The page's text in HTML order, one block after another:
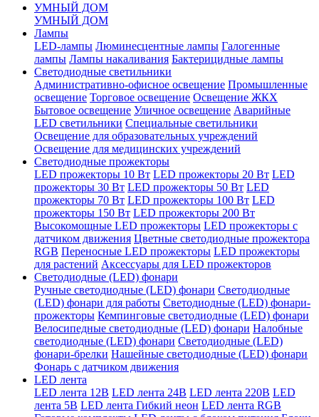
УМНЫЙ ДОМ
УМНЫЙ ДОМ
Лампы
LED-лампы Люминесцентные лампы Галогенные
лампы Лампы накаливания Бактерицидные лампы
Светодиодные светильники
Административно-офисное освещение Промышленные
освещение Торговое освещение Освещение ЖКХ
Бытовое освещение Уличное освещение Аварийные
LED светильники Специальные светильники
Освещение для образовательных учреждений
Освещение для медицинских учреждений
Светодиодные прожекторы
LED прожекторы 10 Вт LED прожекторы 20 Вт LED
прожекторы 30 Вт LED прожекторы 50 Вт LED
прожекторы 70 Вт LED прожекторы 100 Вт LED
прожекторы 150 Вт LED прожекторы 200 Вт
Высокомощные LED прожекторы LED прожекторы с
датчиком движения Цветные светодиодные прожектора
RGB Переносные LED прожекторы LED прожекторы
для растений Аксессуары для LED прожекторов
Светодиодные (LED) фонари
Ручные светодиодные (LED) фонари Светодиодные
(LED) фонари для работы Светодиодные (LED) фонари-
прожекторы Кемпинговые светодиодные (LED) фонари
Велосипедные светодиодные (LED) фонари Налобные
светодиодные (LED) фонари Светодиодные (LED)
фонари-брелки Нашейные светодиодные (LED) фонари
Фонарь с датчиком движения
LED лента
LED лента 12В LED лента 24В LED лента 220В LED
лента 5В LED лента Гибкий неон LED лента RGB